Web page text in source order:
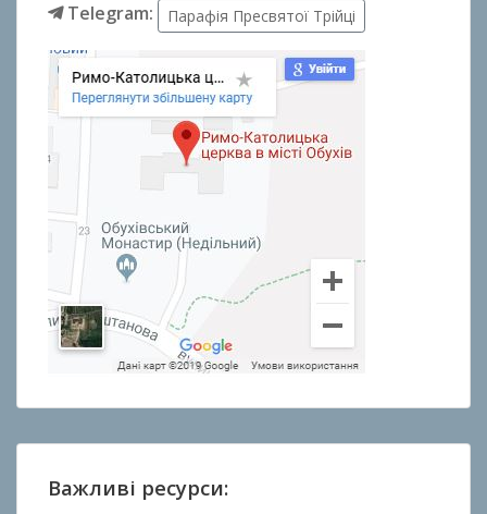
Telegram: Парафія Пресвятої Трійці
Важливі ресурси: